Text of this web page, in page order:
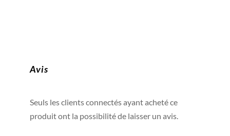
Avis
Seuls les clients connectés ayant acheté ce
produit ont la possibilité de laisser un avis.